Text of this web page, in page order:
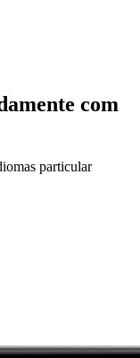
com
particular